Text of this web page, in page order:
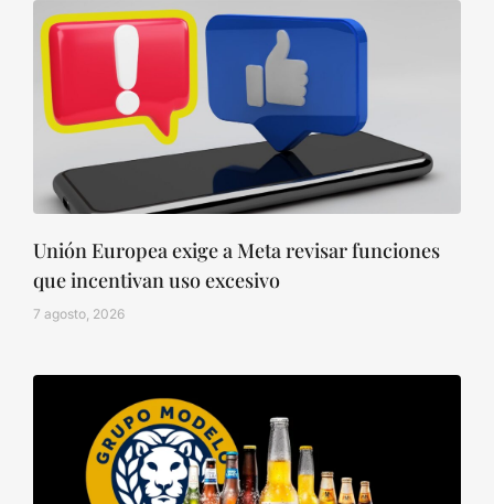
Unión Europea exige a Meta revisar funciones
que incentivan uso excesivo
7 agosto, 2026